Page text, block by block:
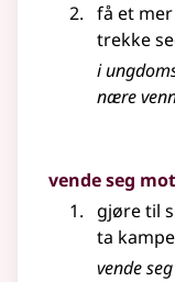
få et
trekke
i
nære
vende seg mot
gjøre til
ta
vende